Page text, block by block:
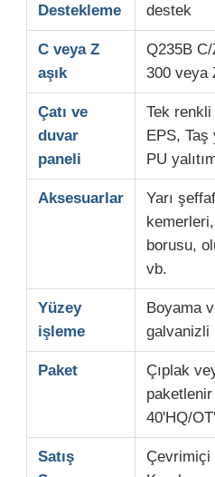
Destekleme
destek
C veya Z
aşık
Q235B
300 veya
Çatı ve
duvar
paneli
Tek
EPS,
PU
Aksesuarlar
Yarı
borusu,
vb.
Yüzey
işleme
Boyama
galvanizli
Paket
Çıplak
40'HQ/
Satış
Çevrimiçi